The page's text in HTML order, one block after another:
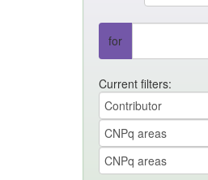
for
Current filters: